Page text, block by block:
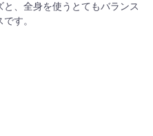
と、全身を使うとてもバランス
す。